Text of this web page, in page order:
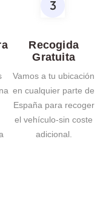
Recogida
Gratuita
Vamos a tu ubicación
en cualquier parte de
España para recoger
el vehículo-sin coste
adicional.